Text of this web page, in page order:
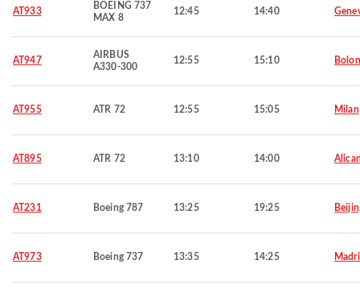
AT933
BOEING 737
MAX 8
12:45 14:40
AT947
AIRBUS
A330-300
12:55 15:10
AT955 ATR 72 12:55 15:05 Milan
AT895 ATR 72 13:10 14:00
AT231 Boeing 787 13:25 19:25
AT973 Boeing 737 13:35 14:25